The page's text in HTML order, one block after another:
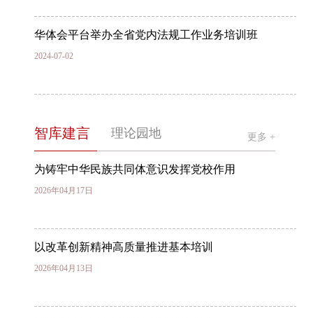
华体会平台举办全省党内法规工作业务培训班
2024-07-02
（省行政学院）举办
2024-06-19
智库建言 理论园地 更多 +
为铸牢中华民族共同体意识发挥党校作用
2026年04月17日
以改革创新精神高质量推进基本培训
2026年04月13日